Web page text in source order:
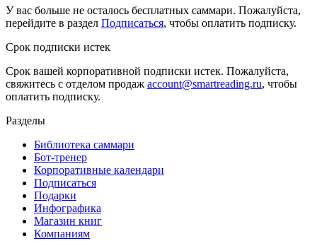
У вас больше не осталось бесплатных саммари. Пожалуйста,
перейдите в раздел Подписаться, чтобы оплатить подписку.
Срок подписки истек
Срок вашей корпоративной подписки истек. Пожалуйста,
свяжитесь с отделом продаж account@smartreading.ru, чтобы
оплатить подписку.
Разделы
Библиотека саммари
Бот-тренер
Корпоративные календари
Подписаться
Подарки
Инфографика
Магазин книг
Компаниям